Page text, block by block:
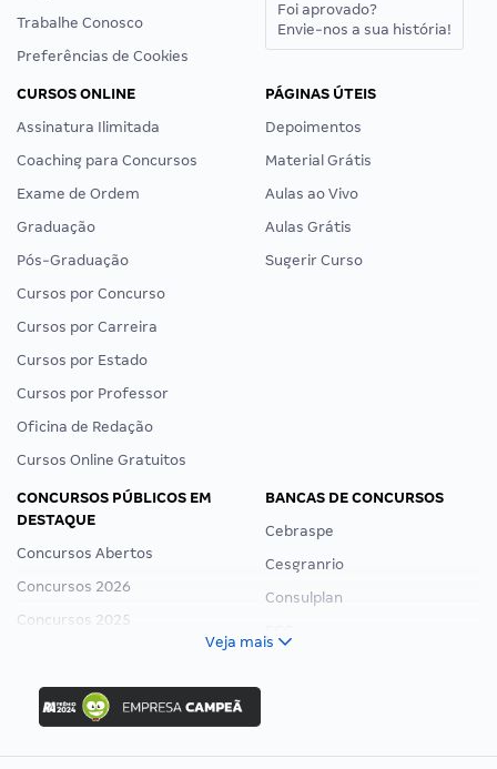
Trabalhe Conosco
Preferências de Cookies
Foi aprovado?
Envie-nos a sua história!
CURSOS ONLINE
Assinatura Ilimitada
Coaching para Concursos
Exame de Ordem
Graduação
Pós-Graduação
Cursos por Concurso
Cursos por Carreira
Cursos por Estado
Cursos por Professor
Oficina de Redação
Cursos Online Gratuitos
PÁGINAS ÚTEIS
Depoimentos
Material Grátis
Aulas ao Vivo
Aulas Grátis
Sugerir Curso
CONCURSOS PÚBLICOS EM
DESTAQUE
Concursos Abertos
Concursos 2026
Concursos 2025
Concurso Ibama
Concurso MPU
Editais publicados
BANCAS DE CONCURSOS
Cebraspe
Cesgranrio
Consulplan
Veja mais